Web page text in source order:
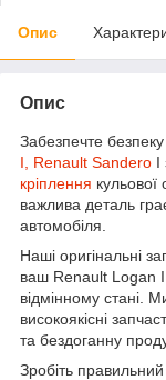
Опис
Опис
Забезпечте безпеку
I, Renault Sandero I
кріплення
важлива деталь
автомобіля.
Наші оригінальні
ваш Renault Logan
відмінному
високоякісні
та бездоганну
Зробіть